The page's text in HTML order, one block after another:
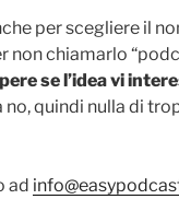
per scegliere il
non chiamarlo
se l’idea vi
no, quindi nulla di
ad